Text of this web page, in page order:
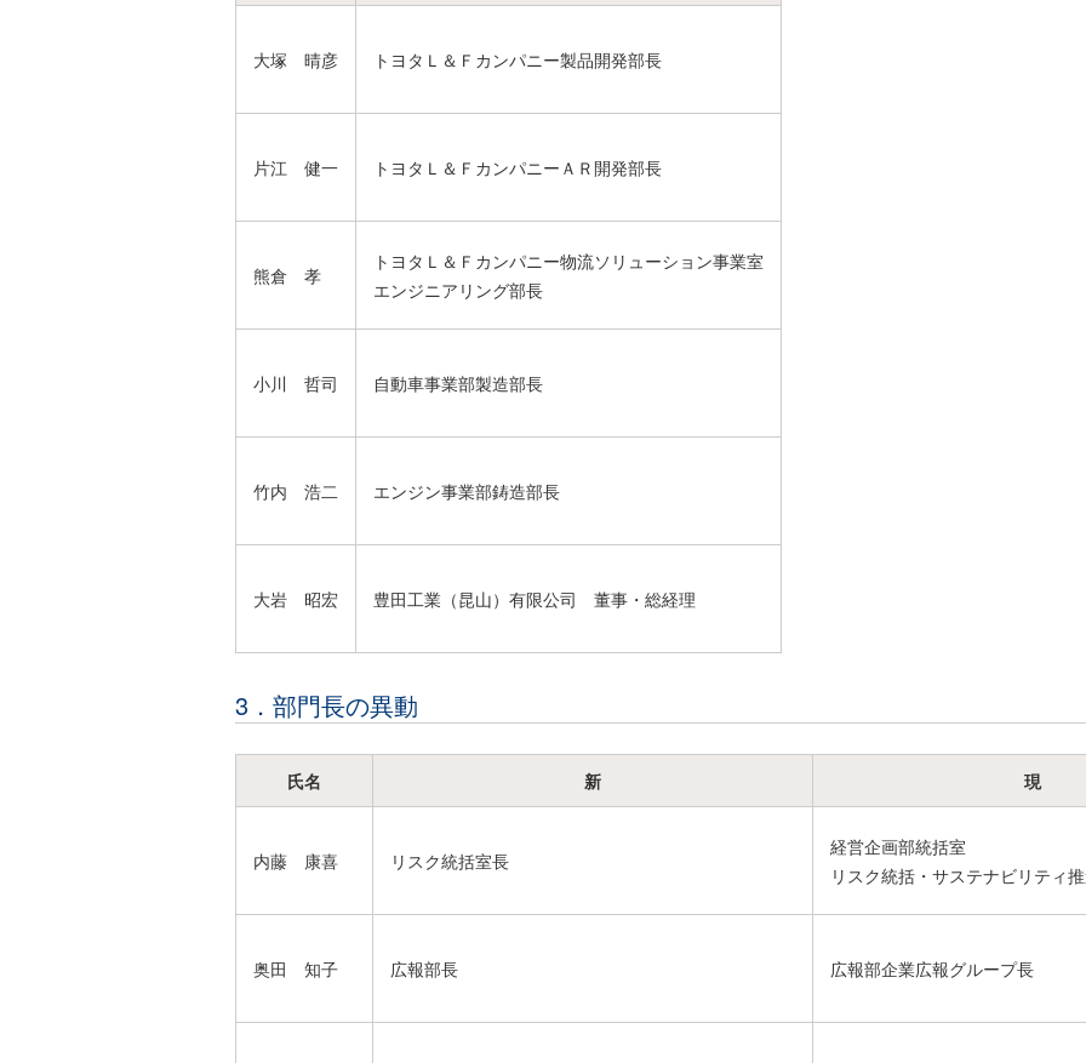
大塚 晴彦 トヨタＬ＆Ｆカンパニー製品開発部長
片江 健一 トヨタＬ＆ＦカンパニーＡＲ開発部長
熊倉 孝
トヨタＬ＆Ｆカンパニー物流ソリューション事業室
エンジニアリング部長
小川 哲司 自動車事業部製造部長
竹内 浩二 エンジン事業部鋳造部長
大岩 昭宏 豊田工業（昆山）有限公司 董事・総経理
3．部門長の異動
氏名 新 現
内藤 康喜 リスク統括室長
経営企画部統括室
リスク統括・サステナビリティ
奥田 知子 広報部長 広報部企業広報グループ長